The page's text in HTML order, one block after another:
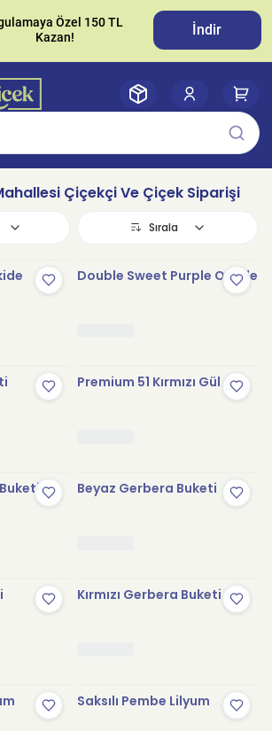
Özel 150 TL
İndir
Çiçekçi Ve Çiçek Siparişi
Sırala
Double Sweet Purple Orkide
Premium 51 Kırmızı Gül
Beyaz Gerbera Buketi
Kırmızı Gerbera Buketi
Saksılı Pembe Lilyum